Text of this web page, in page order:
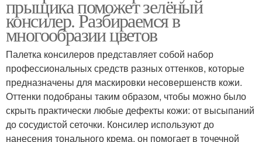
прыщика поможет зелёный
консилер. Разбираемся в
многообразии цветов
Палетка консилеров представляет собой набор
профессиональных средств разных оттенков, которые
предназначены для маскировки несовершенств кожи.
Оттенки подобраны таким образом, чтобы можно было
скрыть практически любые дефекты кожи: от высыпаний
до сосудистой сеточки. Консилер используют до
нанесения тонального крема, он помогает в точечной